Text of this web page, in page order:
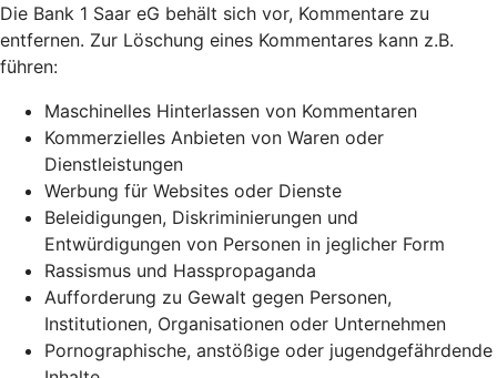
Die Bank 1 Saar eG behält sich vor, Kommentare zu
entfernen. Zur Löschung eines Kommentares kann z.B.
führen:
Maschinelles Hinterlassen von Kommentaren
Kommerzielles Anbieten von Waren oder
Dienstleistungen
Werbung für Websites oder Dienste
Beleidigungen, Diskriminierungen und
Entwürdigungen von Personen in jeglicher Form
Rassismus und Hasspropaganda
Aufforderung zu Gewalt gegen Personen,
Institutionen, Organisationen oder Unternehmen
Pornographische, anstößige oder jugendgefährdende